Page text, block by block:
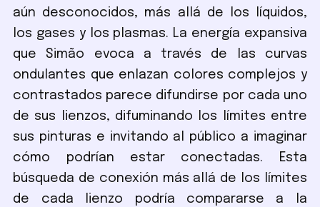
aún desconocidos, más allá de los líquidos,
los gases y los plasmas. La energía expansiva
que Simão evoca a través de las curvas
ondulantes que enlazan colores complejos y
contrastados parece difundirse por cada uno
de sus lienzos, difuminando los límites entre
sus pinturas e invitando al público a imaginar
cómo podrían estar conectadas. Esta
búsqueda de conexión más allá de los límites
de cada lienzo podría compararse a la